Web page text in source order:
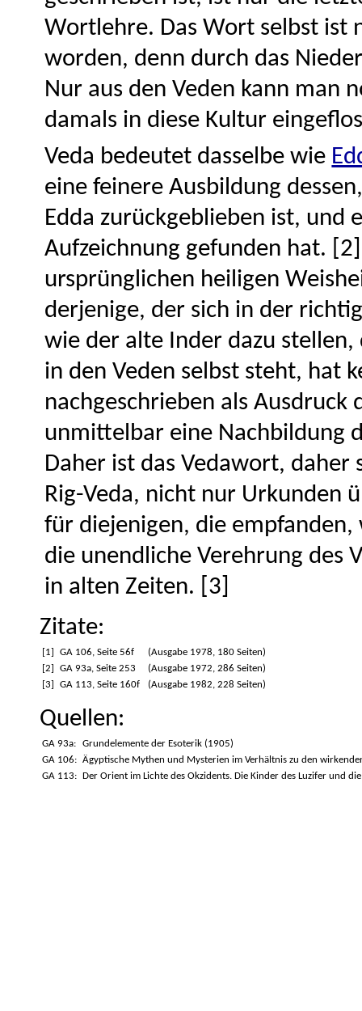
Wortlehre. Das Wort selbst
worden, denn durch das
Nur aus den Veden kann man
damals in diese Kultur
Veda bedeutet dasselbe wie
eine feinere Ausbildung
Edda zurückgeblieben ist, und
Aufzeichnung gefunden hat.
ursprünglichen heiligen
derjenige, der sich in der
wie der alte Inder dazu
in den Veden selbst steht, hat
nachgeschrieben als
unmittelbar eine Nachbildung
Daher ist das Vedawort, daher
Rig-Veda, nicht nur Urkunden
für diejenigen, die
die unendliche Verehrung des
in alten Zeiten. [3]
Zitate:
[1] GA 106, Seite 56f
(Ausgabe 1978, 180 Seiten)
[2]
GA 93a, Seite 253
(Ausgabe 1972, 286 Seiten)
[3]
GA 113, Seite 160f (Ausgabe 1982, 228 Seiten)
Quellen:
GA 93a:
Grundelemente der Esoterik (1905)
GA 106: Ägyptische Mythen und Mysterien im Verhältnis zu den
GA 113:
Der Orient im Lichte des Okzidents. Die Kinder des Luzifer und